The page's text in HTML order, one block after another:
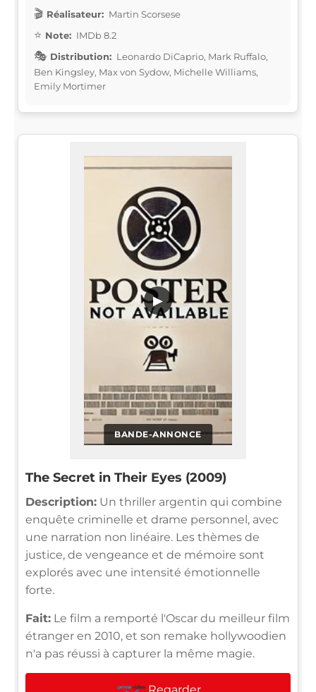
Réalisateur: Martin Scorsese
Note: IMDb 8.2
Distribution: Leonardo DiCaprio, Mark Ruffalo,
Ben Kingsley, Max von Sydow, Michelle Williams,
Emily Mortimer
BANDE-ANNONCE
▶
The Secret in Their Eyes (2009)
Description: Un thriller argentin qui combine
enquête criminelle et drame personnel, avec
une narration non linéaire. Les thèmes de
justice, de vengeance et de mémoire sont
explorés avec une intensité émotionnelle
forte.
Fait: Le film a remporté l'Oscar du meilleur film
étranger en 2010, et son remake hollywoodien
n'a pas réussi à capturer la même magie.
Regarder